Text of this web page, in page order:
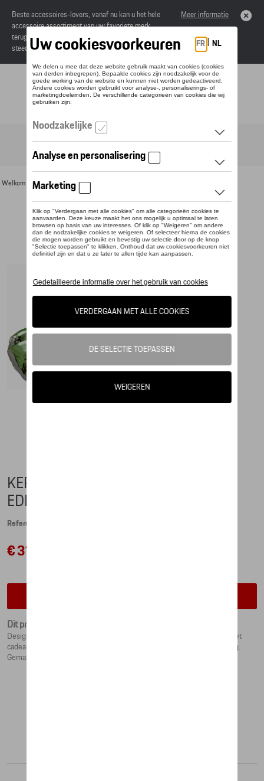
Beste accessoires-lovers, vanaf nu kan u het hele
accessoire assortiment van uw favoriete merk
terugvinden in de online catalogus. Deze kunnen
steeds besteld worden via uw dealer.
Meer informatie
Toggle navigation
Welkom >Voor u >Divers > Detail
KERSTBAL PORSCHE, COLLECTOR'S
EDITION NO. 4 – CHRISTMAS – LTD.
Referentie: WAP0500020PWBS
€ 31,52
Dit product is momenteel niet op stock
Design op de boom: elke Porsche kerstbal in de vorm van de RS 2.7 met
cadeaus is uniek en handbeschilderd. In feestelijke geschenkverpakking.
Gemaakt in Duitsland.